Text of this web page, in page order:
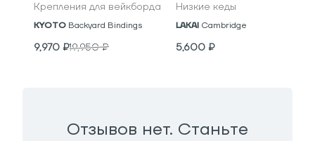
Крепления для вейкборда
KYOTO Backyard Bindings
9,970 ₽19,950₽
Низкие кеды
LAKAI Cambridge
5,600 ₽
Отзывов нет. Станьте